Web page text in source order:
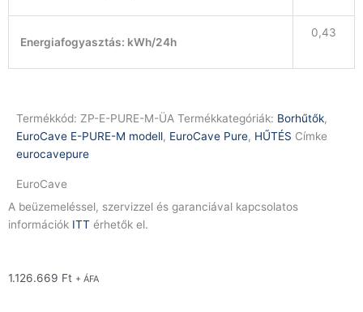
Energiafogyasztás: kWh/24h
0,43
Termékkód: ZP-E-PURE-M-ÜA Termékkategóriák: Borhűtők,
EuroCave E-PURE-M modell, EuroCave Pure, HŰTÉS Címke
eurocavepure
EuroCave
A beüzemeléssel, szervizzel és garanciával kapcsolatos
információk ITT érhetők el.
1.126.669 Ft + ÁFA